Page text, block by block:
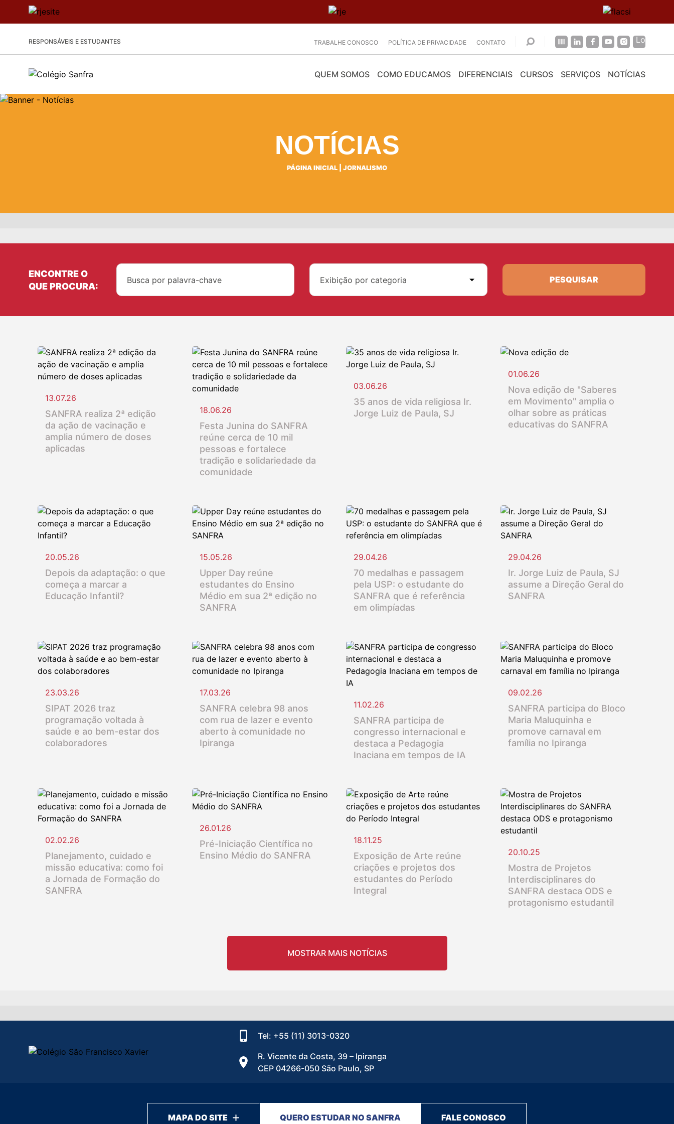
RESPONSÁVEIS E ESTUDANTES TRABALHE CONOSCO POLÍTICA DE PRIVACIDADE CONTATO
QUEM SOMOS COMO EDUCAMOS DIFERENCIAIS CURSOS SERVIÇOS NOTÍCIAS
NOTÍCIAS
PÁGINA INICIAL JORNALISMO
ENCONTRE O
QUE PROCURA:
Exibição por categoria PESQUISAR
13.07.26
SANFRA realiza 2ª edição
da ação de vacinação e
amplia número de doses
aplicadas
18.06.26
Festa Junina do SANFRA
reúne cerca de 10 mil
pessoas e fortalece
tradição e solidariedade da
comunidade
03.06.26
35 anos de vida religiosa Ir.
Jorge Luiz de Paula, SJ
01.06.26
Nova edição de "Saberes
em Movimento" amplia o
olhar sobre as práticas
educativas do SANFRA
20.05.26
Depois da adaptação: o que
começa a marcar a
Educação Infantil?
15.05.26
Upper Day reúne
estudantes do Ensino
Médio em sua 2ª edição no
SANFRA
29.04.26
70 medalhas e passagem
pela USP: o estudante do
SANFRA que é referência
em olimpíadas
29.04.26
Ir. Jorge Luiz de Paula, SJ
assume a Direção Geral do
SANFRA
23.03.26
SIPAT 2026 traz
programação voltada à
saúde e ao bem-estar dos
colaboradores
17.03.26
SANFRA celebra 98 anos
com rua de lazer e evento
aberto à comunidade no
Ipiranga
11.02.26
SANFRA participa de
congresso internacional e
destaca a Pedagogia
Inaciana em tempos de IA
09.02.26
SANFRA participa do Bloco
Maria Maluquinha e
promove carnaval em
família no Ipiranga
02.02.26
Planejamento, cuidado e
missão educativa: como foi
a Jornada de Formação do
SANFRA
26.01.26
Pré-Iniciação Científica no
Ensino Médio do SANFRA
18.11.25
Exposição de Arte reúne
criações e projetos dos
estudantes do Período
Integral
20.10.25
Mostra de Projetos
Interdisciplinares do
SANFRA destaca ODS e
protagonismo estudantil
MOSTRAR MAIS NOTÍCIAS
Tel: +55 (11) 3013-0320
R. Vicente da Costa, 39 – Ipiranga
CEP 04266-050 São Paulo, SP
MAPA DO SITE QUERO ESTUDAR NO SANFRA FALE CONOSCO